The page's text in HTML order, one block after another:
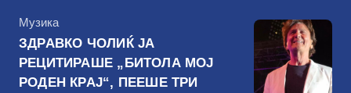
КАтегорија
Музика
ЗДРАВКО ЧОЛИЌ ЈА
РЕЦИТИРАШЕ „БИТОЛА МОЈ
РОДЕН КРАЈ“, ПЕЕШЕ ТРИ